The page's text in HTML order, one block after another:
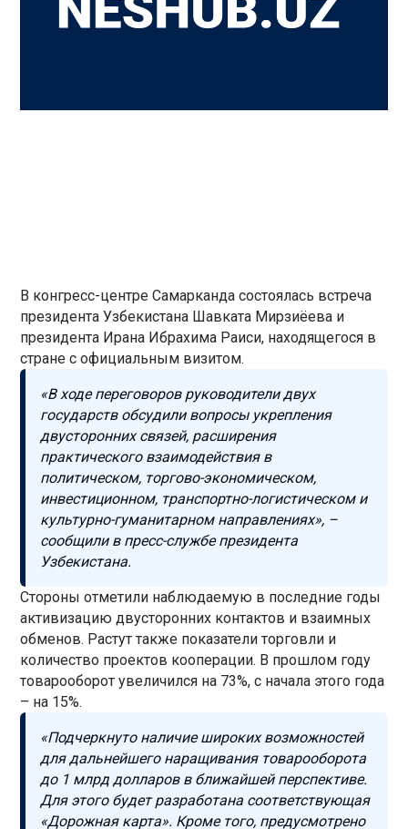
В конгресс-центре Самарканда состоялась встреча
президента Узбекистана Шавката Мирзиёева и
президента Ирана Ибрахима Раиси, находящегося в
стране с официальным визитом.
«В ходе переговоров руководители двух
государств обсудили вопросы укрепления
двусторонних связей, расширения
практического взаимодействия в
политическом, торгово-экономическом,
инвестиционном, транспортно-логистическом и
культурно-гуманитарном направлениях», –
сообщили в пресс-службе президента
Узбекистана.
Стороны отметили наблюдаемую в последние годы
активизацию двусторонних контактов и взаимных
обменов. Растут также показатели торговли и
количество проектов кооперации. В прошлом году
товарооборот увеличился на 73%, с начала этого года
– на 15%.
«Подчеркнуто наличие широких возможностей
для дальнейшего наращивания товарооборота
до 1 млрд долларов в ближайшей перспективе.
Для этого будет разработана соответствующая
«Дорожная карта». Кроме того, предусмотрено